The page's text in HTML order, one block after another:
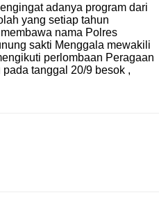
adanya program dari
yang setiap tahun
nama Polres
sakti Menggala mewakili
perlombaan Peragaan
tanggal 20/9 besok ,